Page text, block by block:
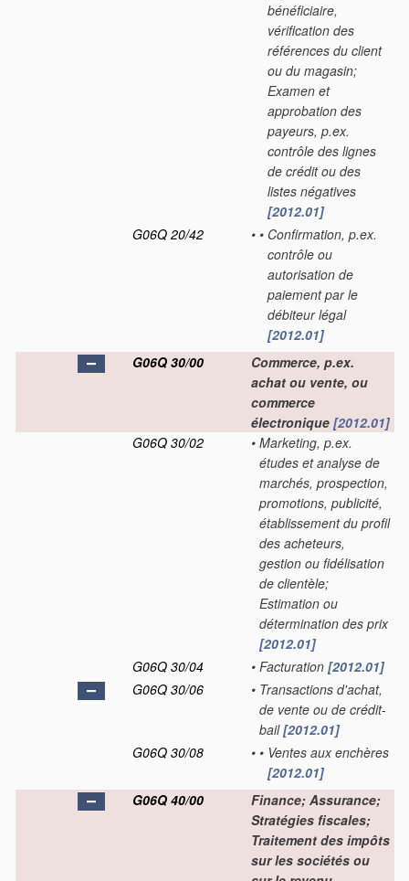
bénéficiaire,
vérification des
références du client
ou du magasin;
Examen et
approbation des
payeurs, p.ex.
contrôle des lignes
de crédit ou des
listes négatives
[2012.01]
G06Q 20/42
• • Confirmation, p.ex.
contrôle ou
autorisation de
paiement par le
débiteur légal
[2012.01]
G06Q 30/00
Commerce, p.ex.
achat ou vente, ou
commerce
électronique [2012.01]
G06Q 30/02
• Marketing, p.ex.
études et analyse de
marchés, prospection,
promotions, publicité,
établissement du profil
des acheteurs,
gestion ou fidélisation
de clientèle;
Estimation ou
détermination des prix
[2012.01]
G06Q 30/04
• Facturation [2012.01]
G06Q 30/06
• Transactions d'achat,
de vente ou de crédit-
bail[2012.01]
G06Q 30/08
• • Ventes aux enchères
[2012.01]
G06Q 40/00
Finance; Assurance;
Stratégies fiscales;
Traitement des impôts
sur les sociétés ou